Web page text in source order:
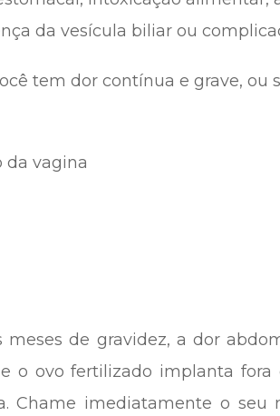
da vesícula biliar ou
tem dor contínua e grave, ou
da vagina
meses de gravidez, a dor
o ovo fertilizado implanta
Chame imediatamente o seu